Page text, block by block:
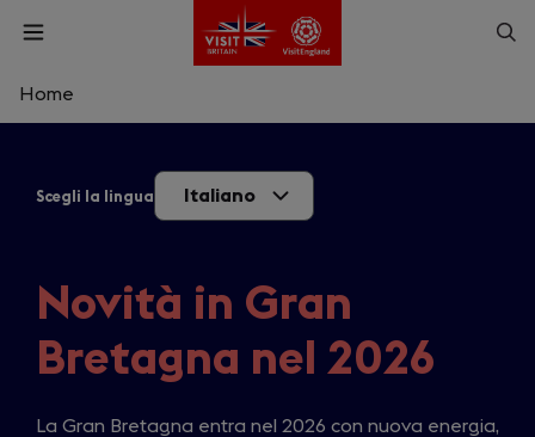
Skip
content
Open
Enter
a
Home
Scegli la lingua Italiano
Novità in Gran
Bretagna nel 2026
La Gran Bretagna entra nel 2026 con nuova energia,